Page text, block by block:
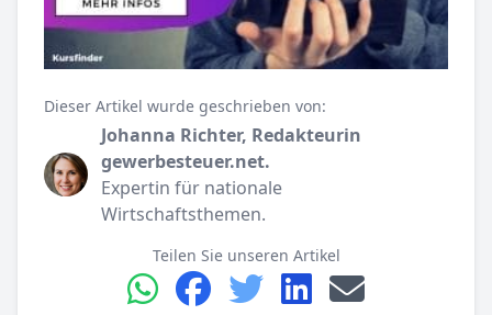
Dieser Artikel wurde geschrieben von:
Johanna Richter, Redakteurin
gewerbesteuer.net.
Expertin für nationale
Wirtschaftsthemen.
Teilen Sie unseren Artikel